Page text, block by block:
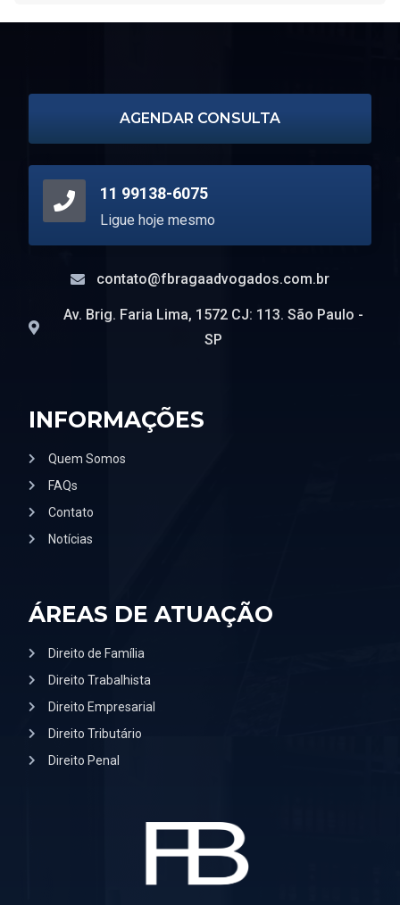
ÁREAS DE ATUAÇÃO
Direito de Família
Direito Trabalhista
Direito Empresarial
Direito Tributário
Direito Penal
INFORMAÇÕES
Quem Somos
FAQs
Contato
Notícias
AGENDAR CONSULTA
11 99138-6075
Ligue hoje mesmo
contato@fbragaadvogados.com.br
Av. Brig. Faria Lima, 1572 CJ: 113. São Paulo -
SP